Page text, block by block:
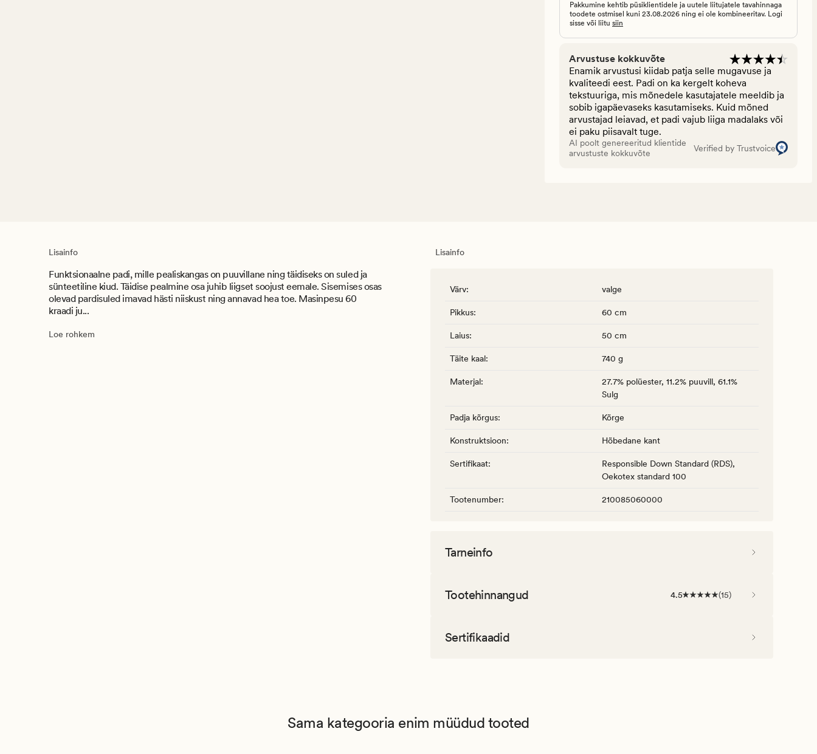
Pakkumine kehtib püsiklientidele ja uutele liitujatele tavahinnaga
toodete ostmisel kuni 23.08.2026 ning ei ole kombineeritav. Logi
sisse või liitu siin
Arvustuse kokkuvõte
Enamik arvustusi kiidab patja selle mugavuse ja
kvaliteedi eest. Padi on ka kergelt koheva
tekstuuriga, mis mõnedele kasutajatele meeldib ja
sobib igapäevaseks kasutamiseks. Kuid mõned
arvustajad leiavad, et padi vajub liiga madalaks või
ei paku piisavalt tuge.
AI poolt genereeritud klientide
arvustuste kokkuvõte
Verified by Trustvoice
Lisainfo
Funktsionaalne padi, mille pealiskangas on puuvillane ning täidiseks on suled ja
sünteetiline kiud. Täidise pealmine osa juhib liigset soojust eemale. Sisemises osas
olevad pardisuled imavad hästi niiskust ning annavad hea toe. Masinpesu 60
kraadi ju...
Loe rohkem
Lisainfo
Värv: valge
Pikkus: 60 cm
Laius: 50 cm
Täite kaal: 740 g
Materjal:
27.7% polüester, 11.2% puuvill, 61.1%
Sulg
Padja kõrgus: Kõrge
Konstruktsioon: Hõbedane kant
Sertifikaat:
Responsible Down Standard (RDS),
Oekotex standard 100
Tootenumber: 210085060000
Tarneinfo
Tootehinnangud 4.5 (15)
Sertifikaadid
Sama kategooria enim müüdud tooted